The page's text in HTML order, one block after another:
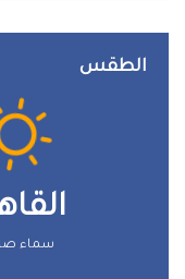
الطقس
سماء